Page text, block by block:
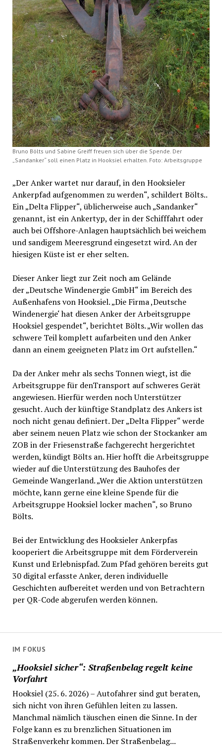
IM FOKUS
„Hooksiel sicher“: Straßenbelag regelt keine
Vorfahrt
Hooksiel (25. 6. 2026) – Autofahrer sind gut beraten,
sich nicht von ihren Gefühlen leiten zu lassen.
Manchmal nämlich täuschen einen die Sinne. In der
Folge kann es zu brenzlichen Situationen im
Straßenverkehr kommen. Der Straßenbelag...
Bruno Bölts und Sabine Greiff freuen sich über die Spende. Der
„Sandanker“ soll einen Platz in Hooksiel erhalten. Foto: Arbeitsgruppe
„Der Anker wartet nur darauf, in den Hooksieler
Ankerpfad aufgenommen zu werden“, schildert Bölts..
Ein „Delta Flipper“, üblicherweise auch „Sandanker“
genannt, ist ein Ankertyp, der in der Schifffahrt oder
auch bei Offshore-Anlagen hauptsächlich bei weichem
und sandigem Meeresgrund eingesetzt wird. An der
hiesigen Küste ist er eher selten.
Dieser Anker liegt zur Zeit noch am Gelände
der „Deutsche Windenergie GmbH“ im Bereich des
Außenhafens von Hooksiel. „Die Firma ,Deutsche
Windenergie‘ hat diesen Anker der Arbeitsgruppe
Hooksiel gespendet“, berichtet Bölts. „Wir wollen das
schwere Teil komplett aufarbeiten und den Anker
dann an einem geeigneten Platz im Ort aufstellen.“
Da der Anker mehr als sechs Tonnen wiegt, ist die
Arbeitsgruppe für denTransport auf schweres Gerät
angewiesen. Hierfür werden noch Unterstützer
gesucht. Auch der künftige Standplatz des Ankers ist
noch nicht genau definiert. Der „Delta Flipper“ werde
aber seinem neuen Platz wie schon der Stockanker am
ZOB in der Friesenstraße fachgerecht hergerichtet
werden, kündigt Bölts an. Hier hofft die Arbeitsgruppe
wieder auf die Unterstützung des Bauhofes der
Gemeinde Wangerland. „Wer die Aktion unterstützen
möchte, kann gerne eine kleine Spende für die
Arbeitsgruppe Hooksiel locker machen“, so Bruno
Bölts.
Bei der Entwicklung des Hooksieler Ankerpfas
kooperiert die Arbeitsgruppe mit dem Förderverein
Kunst und Erlebnispfad. Zum Pfad gehören bereits gut
30 digital erfasste Anker, deren individuelle
Geschichten aufbereitet werden und von Betrachtern
per QR-Code abgerufen werden können.